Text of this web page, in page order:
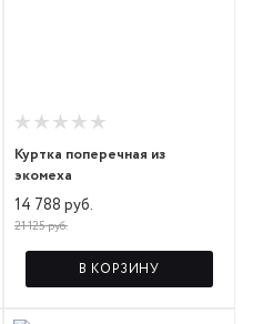
Куртка поперечная из
экомеха
14 788 руб.
21 125 руб.
В КОРЗИНУ